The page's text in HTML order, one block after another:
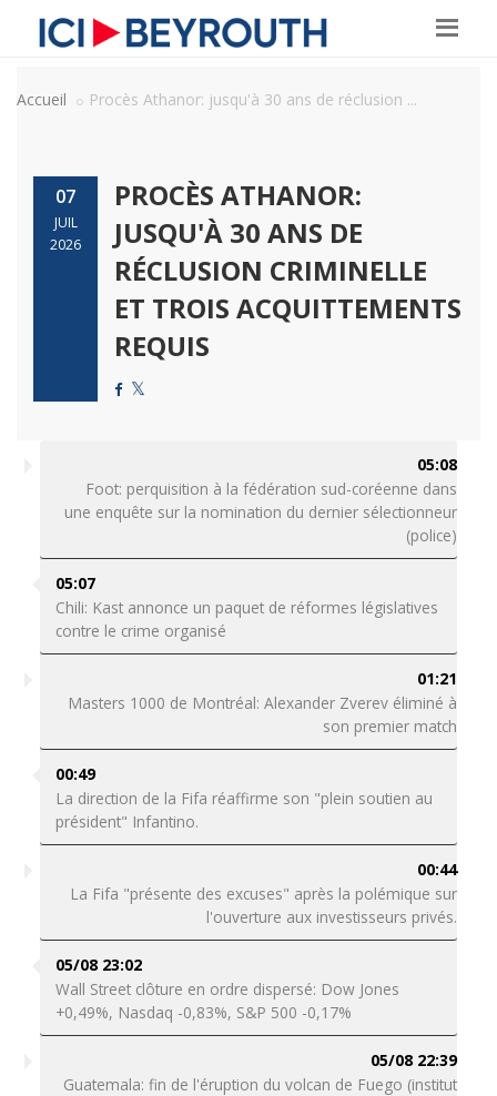
Accueil Procès Athanor: jusqu'à 30 ans de réclusion ...
07
JUIL
2026
PROCÈS ATHANOR:
JUSQU'À 30 ANS DE
RÉCLUSION CRIMINELLE
ET TROIS ACQUITTEMENTS
REQUIS
05:08
Foot: perquisition à la fédération sud-coréenne dans
une enquête sur la nomination du dernier sélectionneur
(police)
05:07
Chili: Kast annonce un paquet de réformes législatives
contre le crime organisé
01:21
Masters 1000 de Montréal: Alexander Zverev éliminé à
son premier match
00:49
La direction de la Fifa réaffirme son "plein soutien au
président" Infantino.
00:44
La Fifa "présente des excuses" après la polémique sur
l'ouverture aux investisseurs privés.
05/08 23:02
Wall Street clôture en ordre dispersé: Dow Jones
+0,49%, Nasdaq -0,83%, S&P 500 -0,17%
05/08 22:39
Guatemala: fin de l'éruption du volcan de Fuego (institut